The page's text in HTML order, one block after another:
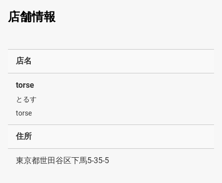
店舗情報
店名
torse
とるす
torse
住所
東京都世田谷区下馬5-35-5